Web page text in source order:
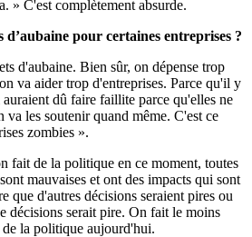
» C'est complètement absurde.
d’aubaine pour certaines entreprises ?
d'aubaine. Bien sûr, on dépense trop
va aider trop d'entreprises. Parce qu'il y
auraient dû faire faillite parce qu'elles ne
va les soutenir quand même. C'est ce
zombies ».
fait de la politique en ce moment, toutes
mauvaises et ont des impacts qui sont
que d'autres décisions seraient pires ou
décisions serait pire. On fait le moins
la politique aujourd'hui.